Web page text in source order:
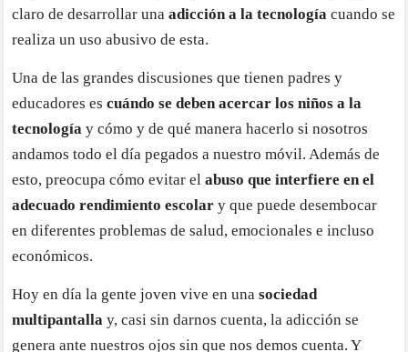
claro de desarrollar unaadicción a la tecnología cuando se
realiza un uso abusivo de esta.
Una de las grandes discusiones que tienen padres y
educadores escuándo se deben acercar los niños a la
tecnologíay cómo y de qué manera hacerlo si nosotros
andamos todo el día pegados a nuestro móvil. Además de
esto, preocupa cómo evitar elabuso que interfiere en el
adecuado rendimiento escolary que puede desembocar
en diferentes problemas de salud, emocionales e incluso
económicos.
Hoy en día la gente joven vive en unasociedad
multipantalla y, casi sin darnos cuenta, la adicción se
genera ante nuestros ojos sin que nos demos cuenta. Y